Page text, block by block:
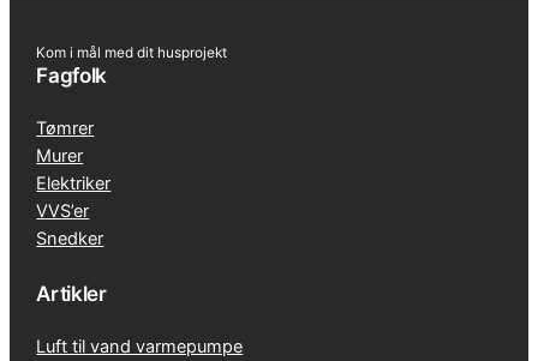
Kom i mål med dit husprojekt
Fagfolk
Tømrer
Murer
Elektriker
VVS’er
Snedker
Artikler
Luft til vand varmepumpe